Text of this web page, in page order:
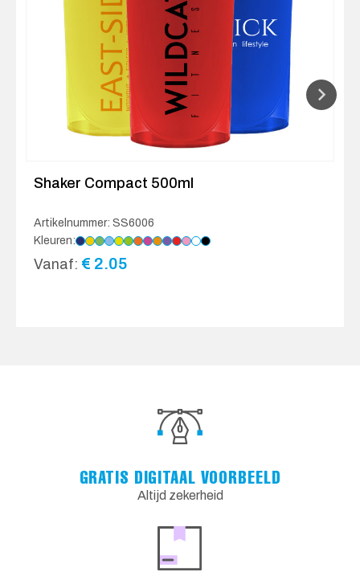
Shaker Compact 500ml
Artikelnummer: SS6006
Kleuren:
Vanaf: € 2.05
GRATIS DIGITAAL VOORBEELD
Altijd zekerheid